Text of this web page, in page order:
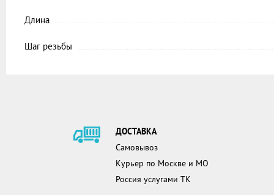
Длина
Шаг резьбы
ДОСТАВКА
Самовывоз
Курьер по Москве и МО
Россия услугами ТК